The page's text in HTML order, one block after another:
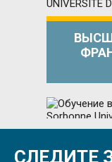
СЛЕДИТЕ